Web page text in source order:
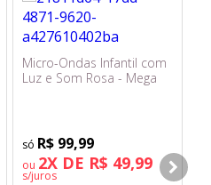
Micro-Ondas Infantil com
Luz e Som Rosa - Mega
R$ 99,99
ou 2X DE R$ 49,99
s/juros